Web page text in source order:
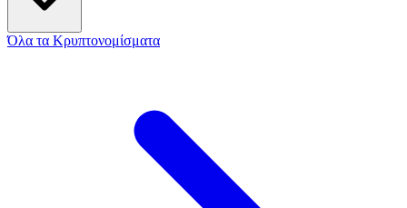
Όλα τα Κρυπτονομίσματα